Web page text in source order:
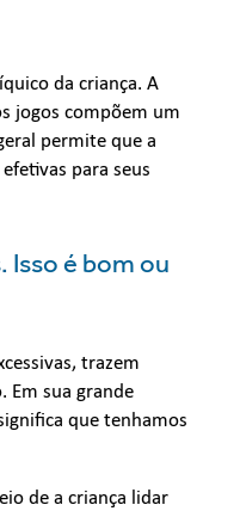
da criança. A
jogos compõem um
permite que a
para seus
Isso é bom ou
trazem
Em sua grande
que tenhamos
de a criança lidar